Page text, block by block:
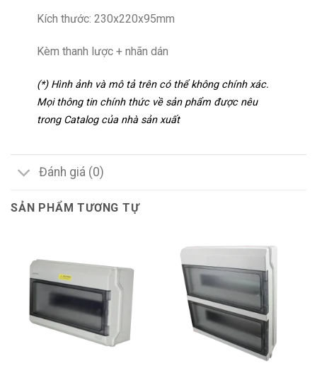
Kích thước: 230x220x95mm
Kèm thanh lược + nhãn dán
(*) Hình ảnh và mô tả trên có thể không chính xác.
Mọi thông tin chính thức về sản phẩm được nêu
trong Catalog của nhà sản xuất
Đánh giá (0)
SẢN PHẨM TƯƠNG TỰ